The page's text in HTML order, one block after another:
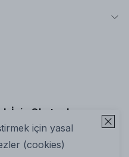
için yasal
(cookies)
İçin Okutun!